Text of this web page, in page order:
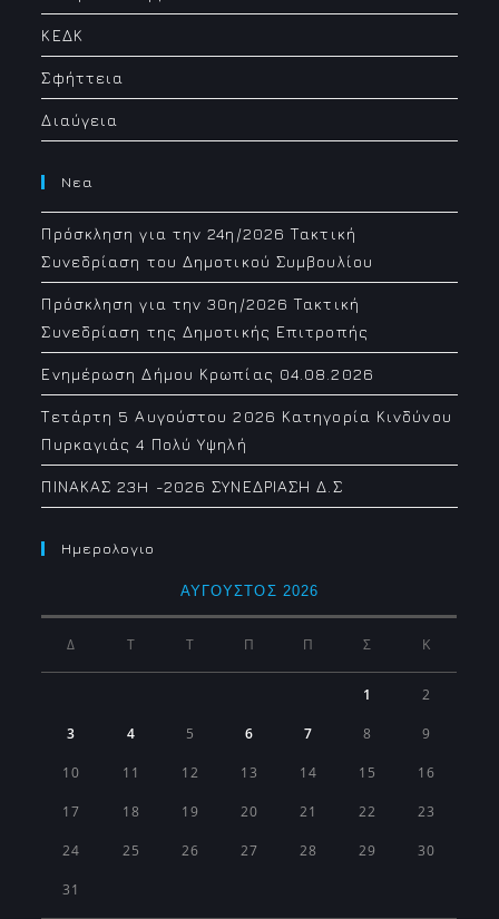
ΚΕΔΚ
Σφήττεια
Διαύγεια
Νεα
Πρόσκληση για την 24η/2026 Τακτική
Συνεδρίαση του Δημοτικού Συμβουλίου
Πρόσκληση για την 30η/2026 Τακτική
Συνεδρίαση της Δημοτικής Επιτροπής
Ενημέρωση Δήμου Κρωπίας 04.08.2026
Τετάρτη 5 Αυγούστου 2026 Κατηγορία Κινδύνου
Πυρκαγιάς 4 Πολύ Υψηλή
ΠΙΝΑΚΑΣ 23H -2026 ΣΥΝΕΔΡΙΑΣΗ Δ.Σ
Ημερολογιο
ΑΎΓΟΥΣΤΟΣ 2026
Δ Τ Τ Π Π Σ Κ
1 2
3 4 5 6 7 8 9
10 11 12 13 14 15 16
17 18 19 20 21 22 23
24 25 26 27 28 29 30
31